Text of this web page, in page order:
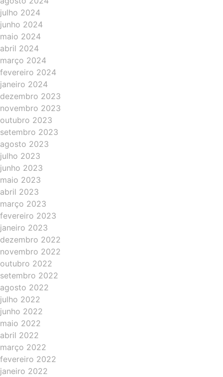
julho 2024
junho 2024
maio 2024
abril 2024
março 2024
fevereiro 2024
janeiro 2024
dezembro 2023
novembro 2023
outubro 2023
setembro 2023
agosto 2023
julho 2023
junho 2023
maio 2023
abril 2023
março 2023
fevereiro 2023
janeiro 2023
dezembro 2022
novembro 2022
outubro 2022
setembro 2022
agosto 2022
julho 2022
junho 2022
maio 2022
abril 2022
março 2022
fevereiro 2022
janeiro 2022